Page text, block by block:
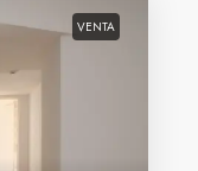
VENTA